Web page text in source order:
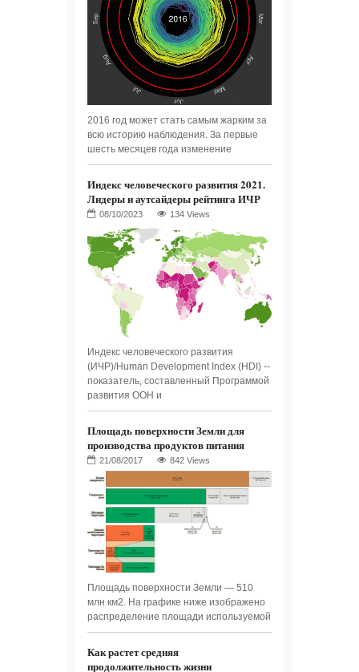
2016 год может стать самым жарким за
всю историю наблюдения. За первые
шесть месяцев года изменение
Индекс человеческого развития 2021.
Лидеры и аутсайдеры рейтинга ИЧР
134 Views
Индекс человеческого развития
(ИЧР)/Human Development Index (HDI) --
показатель, составленный Программой
развития ООН и
Площадь поверхности Земли для
производства продуктов питания
842 Views
Площадь поверхности Земли — 510
млн км2. На графике ниже изображено
распределение площади используемой
Как растет средняя
продолжительность жизни